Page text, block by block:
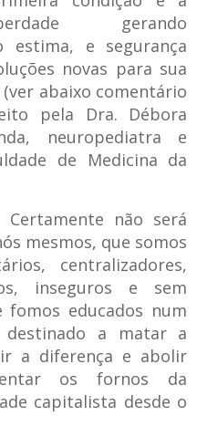
gerando
estima, e segurança
novas para sua
(ver abaixo comentário
pela Dra. Débora
neuropediatra e
de Medicina da
não será
mesmos, que somos
centralizadores,
inseguros e sem
fomos educados num
destinado a matar a
a diferença e abolir
os fornos da
capitalista desde o